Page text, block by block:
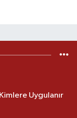
Uygulanır